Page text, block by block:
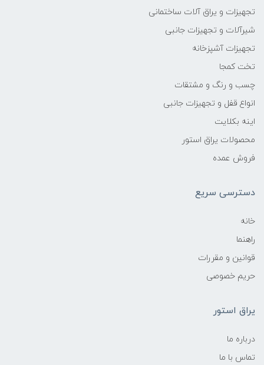
تجهیزات و یراق آلات ساختمانی
شیرآلات و تجهیزات جانبی
تجهیزات آشپزخانه
تخت کمجا
چسب و رنگ و مشتقات
انواع قفل و تجهیزات جانبی
اینه بکلایت
محصولات یراق استور
فروش عمده
دسترسی سریع
خانه
راهنما
قوانین و مقررات
حریم خصوصی
یراق استور
درباره ما
تماس با ما